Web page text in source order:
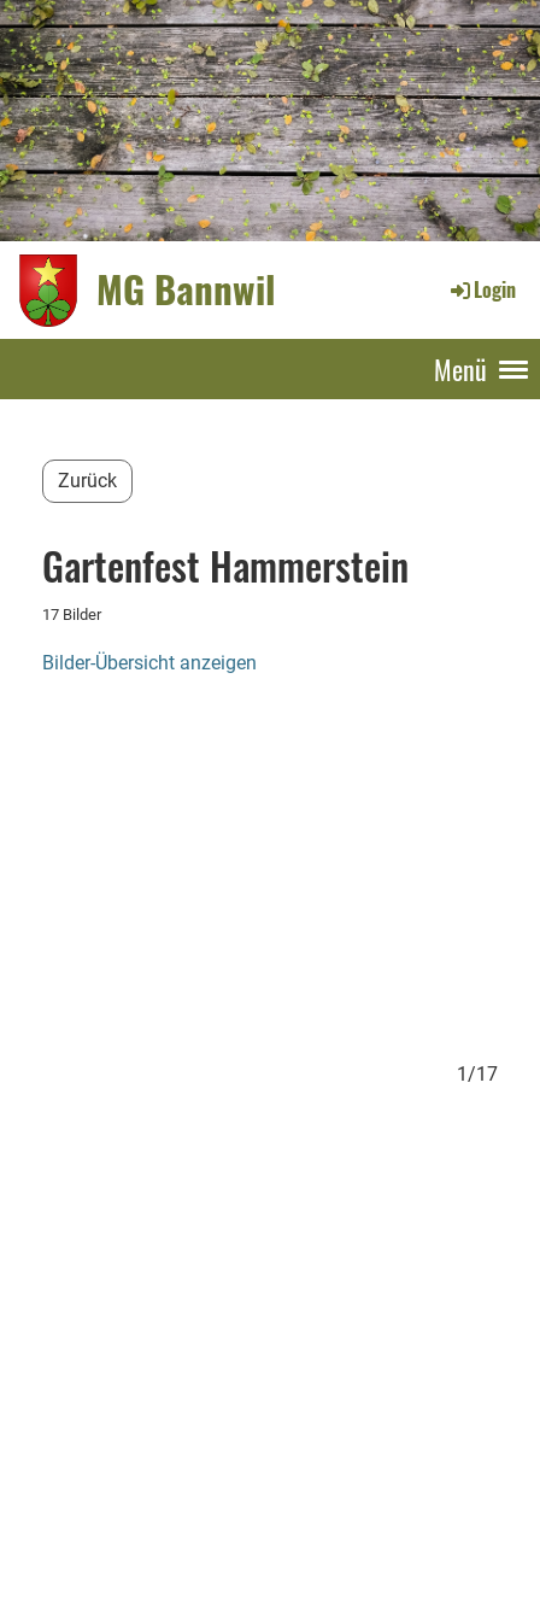
MG Bannwil Login
Menü
Zurück
Gartenfest Hammerstein
17 Bilder
Bilder-Übersicht anzeigen
1/17